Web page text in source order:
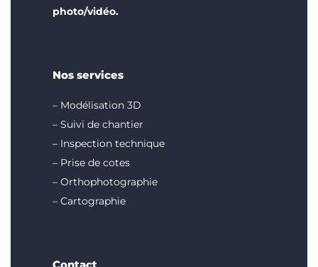
photo/vidéo.
Nos services
– Modélisation 3D
– Suivi de chantier
– Inspection technique
– Prise de cotes
– Orthophotographie
– Cartographie